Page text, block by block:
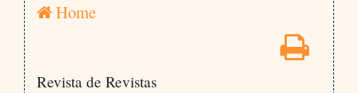
Home
Revista de Revistas